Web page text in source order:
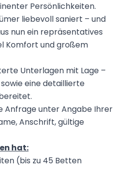
Persönlichkeiten.
liebevoll saniert – und
nun ein repräsentatives
Komfort und großem
Unterlagen mit Lage –
eine detaillierte
Anfrage unter Angabe Ihrer
Anschrift, gültige
hat:
(bis zu 45 Betten